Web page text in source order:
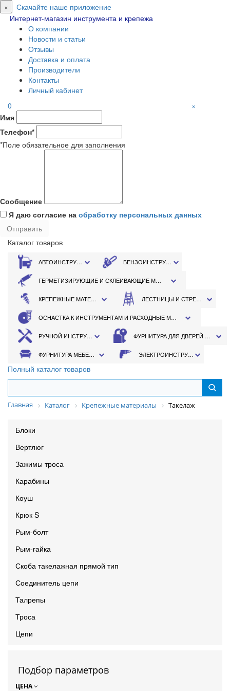
× Скачайте наше приложение
Интернет-магазин инструмента и крепежа
О компании
Новости и статьи
Отзывы
Доставка и оплата
Производители
Контакты
Личный кабинет
0
×
Имя
Телефон*
*Поле обязательное для заполнения
Сообщение
Я даю согласие на обработку персональных данных
Каталог товаров
АВТОИНСТРУМЕНТ БЕНЗОИНСТРУМЕНТ
ГЕРМЕТИЗИРУЮЩИЕ И СКЛЕИВАЮЩИЕ МАТЕРИАЛЫ
КРЕПЕЖНЫЕ МАТЕРИАЛЫ ЛЕСТНИЦЫ И СТРЕМЯНКИ
ОСНАСТКА К ИНСТРУМЕНТАМ И РАСХОДНЫЕ МАТЕРИАЛЫ
РУЧНОЙ ИНСТРУМЕНТ ФУРНИТУРА ДЛЯ ДВЕРЕЙ И ОКОН
ФУРНИТУРА МЕБЕЛЬНАЯ ЭЛЕКТРОИНСТРУМЕНТ
Полный каталог товаров
Главная Каталог Крепежные материалы Такелаж
Блоки
Вертлюг
Зажимы троса
Карабины
Коуш
Крюк S
Рым-болт
Рым-гайка
Скоба такелажная прямой тип
Соединитель цепи
Талрепы
Троса
Цепи
Подбор параметров
ЦЕНА